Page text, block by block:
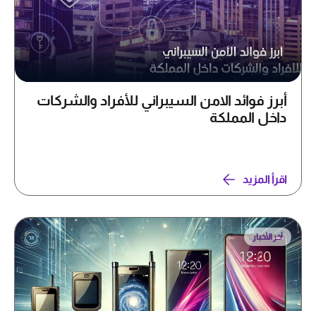
أبرز فوائد الامن السيبراني للأفراد والشركات
داخل المملكة
اقرأ المزيد
آخر الأخبار